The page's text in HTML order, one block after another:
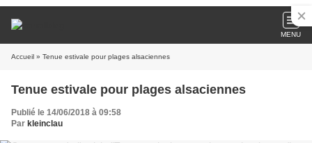
MENU
Accueil » Tenue estivale pour plages alsaciennes
Tenue estivale pour plages alsaciennes
Publié le 14/06/2018 à 09:58
Par kleinclau